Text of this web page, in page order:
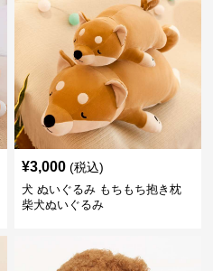
¥3,000 (税込)
犬 ぬいぐるみ もちもち抱き枕
柴犬ぬいぐるみ